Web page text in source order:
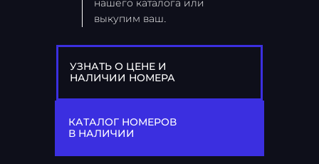
нашего каталога или
выкупим ваш.
А 390 МР
УЗНАТЬ О ЦЕНЕ И
НАЛИЧИИ НОМЕРА
КАТАЛОГ НОМЕРОВ
В НАЛИЧИИ